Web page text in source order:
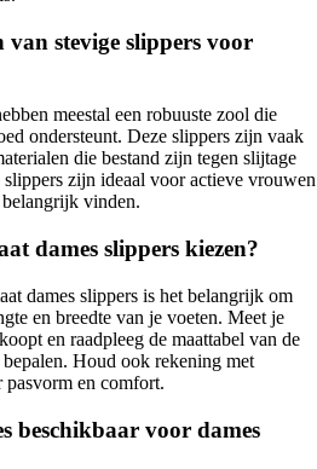
stevige slippers voor
meestal een robuuste zool die
ondersteunt. Deze slippers zijn vaak
die bestand zijn tegen slijtage
zijn ideaal voor actieve vrouwen
vinden.
dames slippers kiezen?
dames slippers is het belangrijk om
en breedte van je voeten. Meet je
en raadpleeg de maattabel van de
Houd ook rekening met
pasvorm en comfort.
beschikbaar voor dames